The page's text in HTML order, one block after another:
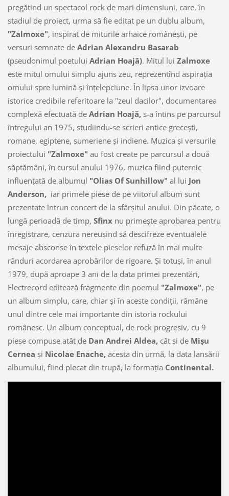
pregătind un spectacol rock de mari dimensiuni, care, în
stadiul de proiect, urma să fie editat pe un dublu album,
"Zalmoxe", inspirat de miturile arhaice româneşti, pe
versuri semnate de Adrian Alexandru Basarab
(pseudonimul poetului Adrian Hoajă). Mitul lui Zalmoxe
este mitul omului simplu ajuns zeu, reprezentînd aspiraţia
omului spre lumină şi înţelepciune. În lipsa unor izvoare
istorice credibile referitoare la "zeul dacilor", documentarea
complexă efectuată de Adrian Hoajă, s-a întins pe parcursul
întregului an 1975, studiindu-se scrieri antice greceşti,
romane, egiptene, sumeriene şi indiene. Muzica şi versurile
proiectului "Zalmoxe" au fost create pe parcursul a două
săptămâni, în cursul anului 1976, muzica fiind puternic
influenţată de albumul "Olias Of Sunhillow" al lui Jon
Anderson, iar primele piese de pe viitorul album sunt
prezentate întrun concert de la sfârşitul anului. Din păcate, o
lungă perioadă de timp, Sfinxnu primeşte aprobarea pentru
înregistrare, cenzura nereuşind să descifreze eventualele
mesaje absconse în textele pieselor refuză în mai multe
rânduri acordarea aprobărilor de rigoare. Şi totuşi, în anul
1979, după aproape 3 ani de la data primei prezentări,
Electrecord editează fragmente din poemul "Zalmoxe", pe
un album simplu, care, chiar şi în aceste condiţii, rămâne
unul dintre cele mai importante din istoria rockului
românesc. Un album conceptual, de rock progresiv, cu 9
piese compuse atât de Dan Andrei Aldea,cât şi de Mişu
Cernea şi Nicolae Enache, acesta din urmă, la data lansării
albumului, fiind plecat din trupă, la formaţia Continental.